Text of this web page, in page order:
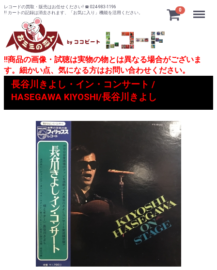
レコードの買取・販売はお任せください! ☎ 024-983-1196
!! カートの記録は消去されます、「お気に入り」機能を活用ください。
0 Menu
!!商品の画像・試聴は実物の物とは異なる場合がございま
す。細かい点、気になる方はお問い合わせください。
長谷川きよし・イン・コンサート /
HASEGAWA KIYOSHI/長谷川きよし